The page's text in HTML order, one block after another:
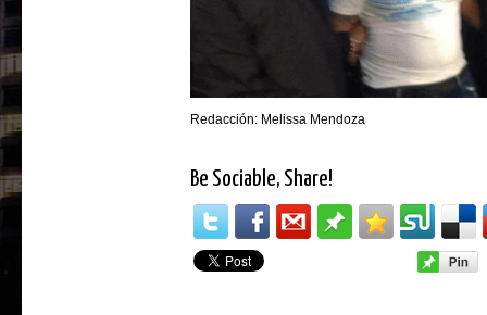
Redacción: Melissa Mendoza
Be Sociable, Share!